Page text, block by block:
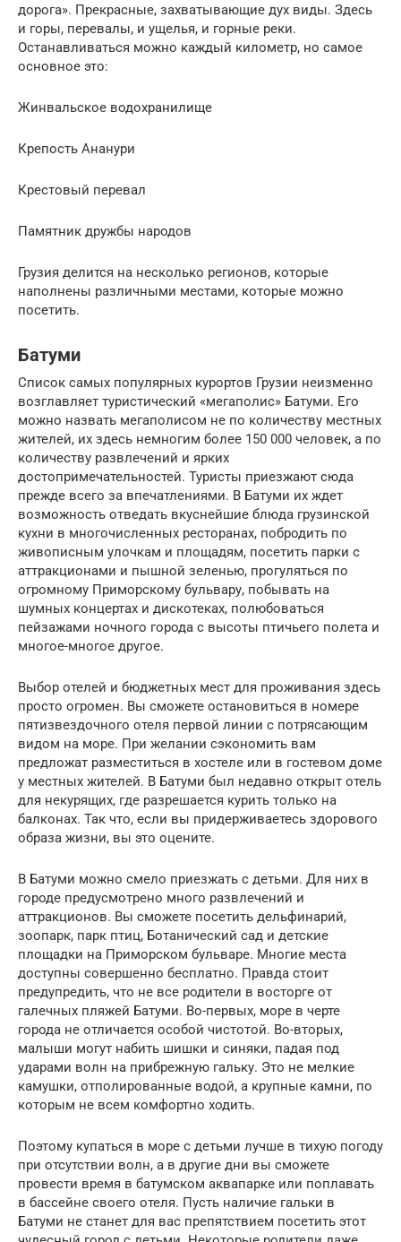
дорога». Прекрасные, захватывающие дух виды. Здесь
и горы, перевалы, и ущелья, и горные реки.
Останавливаться можно каждый километр, но самое
основное это:
Жинвальское водохранилище
Крепость Ананури
Крестовый перевал
Памятник дружбы народов
Грузия делится на несколько регионов, которые
наполнены различными местами, которые можно
посетить.
Батуми
Список самых популярных курортов Грузии неизменно
возглавляет туристический «мегаполис» Батуми. Его
можно назвать мегаполисом не по количеству местных
жителей, их здесь немногим более 150 000 человек, а по
количеству развлечений и ярких
достопримечательностей. Туристы приезжают сюда
прежде всего за впечатлениями. В Батуми их ждет
возможность отведать вкуснейшие блюда грузинской
кухни в многочисленных ресторанах, побродить по
живописным улочкам и площадям, посетить парки с
аттракционами и пышной зеленью, прогуляться по
огромному Приморскому бульвару, побывать на
шумных концертах и дискотеках, полюбоваться
пейзажами ночного города с высоты птичьего полета и
многое-многое другое.
Выбор отелей и бюджетных мест для проживания здесь
просто огромен. Вы сможете остановиться в номере
пятизвездочного отеля первой линии с потрясающим
видом на море. При желании сэкономить вам
предложат разместиться в хостеле или в гостевом доме
у местных жителей. В Батуми был недавно открыт отель
для некурящих, где разрешается курить только на
балконах. Так что, если вы придерживаетесь здорового
образа жизни, вы это оцените.
В Батуми можно смело приезжать с детьми. Для них в
городе предусмотрено много развлечений и
аттракционов. Вы сможете посетить дельфинарий,
зоопарк, парк птиц, Ботанический сад и детские
площадки на Приморском бульваре. Многие места
доступны совершенно бесплатно. Правда стоит
предупредить, что не все родители в восторге от
галечных пляжей Батуми. Во-первых, море в черте
города не отличается особой чистотой. Во-вторых,
малыши могут набить шишки и синяки, падая под
ударами волн на прибрежную гальку. Это не мелкие
камушки, отполированные водой, а крупные камни, по
которым не всем комфортно ходить.
Поэтому купаться в море с детьми лучше в тихую погоду
при отсутствии волн, а в другие дни вы сможете
провести время в батумском аквапарке или поплавать
в бассейне своего отеля. Пусть наличие гальки в
Батуми не станет для вас препятствием посетить этот